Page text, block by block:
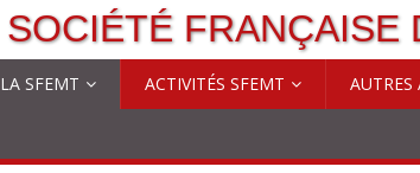
SOCIÉTÉ FRANÇAISE
LA SFEMT ACTIVITÉS SFEMT AUTRES